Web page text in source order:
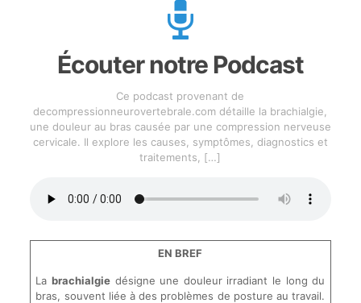
Écouter notre Podcast
Ce podcast provenant de
decompressionneurovertebrale.com détaille la brachialgie,
une douleur au bras causée par une compression nerveuse
cervicale. Il explore les causes, symptômes, diagnostics et
traitements,
[…]
EN BREF
La brachialgiedésigne une douleur irradiant le long du
bras, souvent liée à des problèmes de posture au travail.